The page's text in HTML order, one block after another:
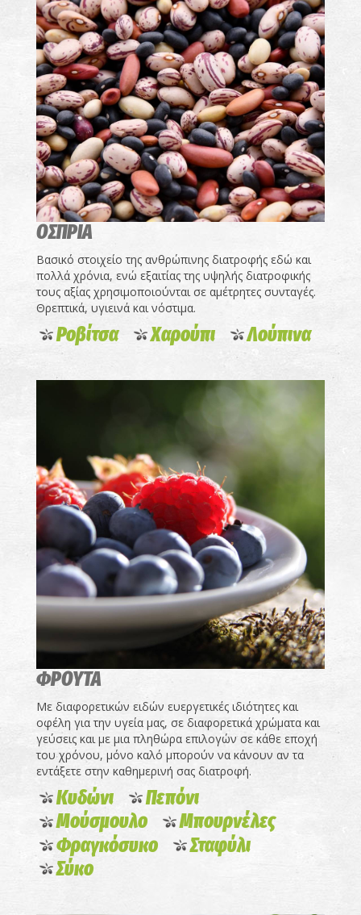
ΟΣΠΡΙΑ
Βασικό στοιχείο της ανθρώπινης διατροφής εδώ και
πολλά χρόνια, ενώ εξαιτίας της υψηλής διατροφικής
τους αξίας χρησιμοποιούνται σε αμέτρητες συνταγές.
Θρεπτικά, υγιεινά και νόστιμα.
Ροβίτσα Χαρούπι Λούπινα
ΦΡΟΥΤΑ
Με διαφορετικών ειδών ευεργετικές ιδιότητες και
οφέλη για την υγεία μας, σε διαφορετικά χρώματα και
γεύσεις και με μια πληθώρα επιλογών σε κάθε εποχή
του χρόνου, μόνο καλό μπορούν να κάνουν αν τα
εντάξετε στην καθημερινή σας διατροφή.
Κυδώνι
Πεπόνι
Μούσμουλο
Μπουρνέλες
Φραγκόσυκο
Σταφύλι
Σύκο